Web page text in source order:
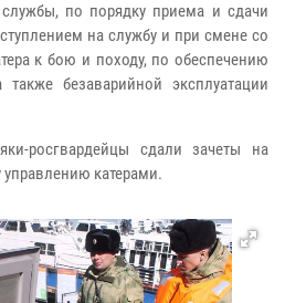
по порядку приема и сдачи
на службу и при смене со
к бою и походу, по обеспечению
безаварийной эксплуатации
росгвардейцы сдали зачеты на
катерами.